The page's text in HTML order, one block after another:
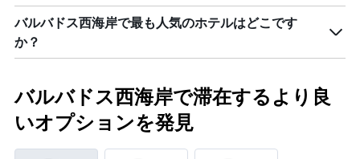
バルバドス西海岸で最も人気のホテルはどこです
か？
バルバドス西海岸で滞在するより良
いオプションを発見